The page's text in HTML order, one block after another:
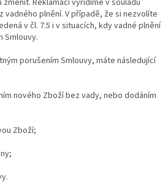
vadného plnění. V případě, že si nezvolíte
v čl. 7.5 i v situacích, kdy vadné plnění
Smlouvy.
porušením Smlouvy, máte následující
nového Zboží bez vady, nebo dodáním
Zboží;